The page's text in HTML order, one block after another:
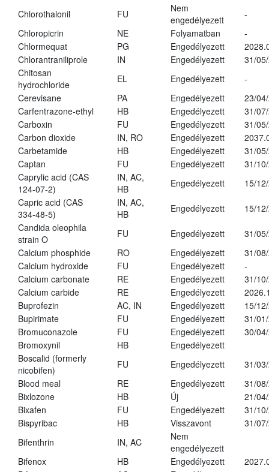
Chlorothalonil
FU
Nem
engedélyezett
-
Chloropicrin
NE Folyamatban
-
Chlormequat
PG Engedélyezett
Chlorantraniliprole
IN Engedélyezett
31/
Chitosan
hydrochloride
EL Engedélyezett
-
Cerevisane
PA Engedélyezett
23/
Carfentrazone-ethyl
HB Engedélyezett
31/
Carboxin
FU Engedélyezett
31/
Carbon dioxide
IN, RO Engedélyezett
Carbetamide
HB Engedélyezett
31/
Captan
FU Engedélyezett
31/
Caprylic acid (CAS
124-07-2)
IN, AC,
HB
Engedélyezett
15/
Capric acid (CAS
334-48-5)
IN, AC,
HB
Engedélyezett
15/
Candida oleophila
strain O
FU Engedélyezett
31/
Calcium phosphide
RO Engedélyezett
31/
Calcium hydroxide
FU Engedélyezett
-
Calcium carbonate
RE Engedélyezett
31/
Calcium carbide
RE Engedélyezett
Buprofezin
AC, IN Engedélyezett
15/
Bupirimate
FU Engedélyezett
31/
Bromuconazole
FU Engedélyezett
30/
Bromoxynil
HB
Engedélyezett
Boscalid (formerly
nicobifen)
FU Engedélyezett
31/
Blood meal
RE Engedélyezett
31/
Bixlozone
HB Új
21/
Bixafen
FU Engedélyezett
31/
Bispyribac
HB Visszavont
31/
Bifenthrin
IN, AC
Nem
engedélyezett
Bifenox
HB Engedélyezett